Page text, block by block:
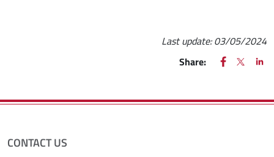
Last update:03/05/2024
Share:
FACEBOOK
(apre una
X
(apre
CONTACT US